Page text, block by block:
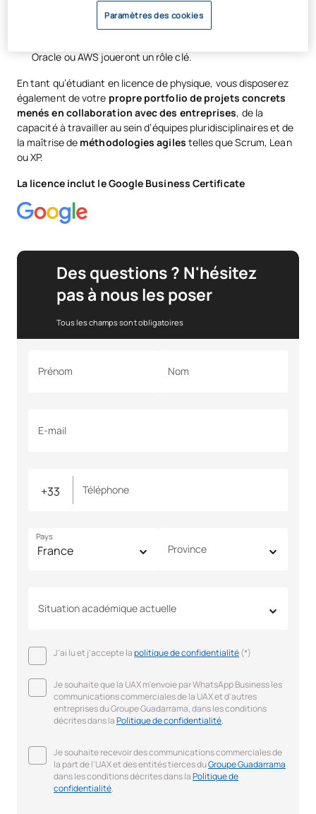
Vous serez formé(e) dans unenvironnement stimulant
et en collaboration avec le monde de l’entreprise
Oracle ou AWS joueront un rôle clé.
En tant qu’étudiant en licence de physique, vous disposerez
également de votre propre portfolio de projets concrets
menés en collaboration avec des entreprises, de la
capacité à travailler au sein d’équipes pluridisciplinaires et de
la maîtrise de méthodologies agiles telles que Scrum, Lean
ou XP.
La licence inclut le Google Business Certificate
Des questions ? N'hésitez
pas à nous les poser
Tous les champs sont obligatoires
Prénom Nom
E-mail
Téléphone
Pays
Province
Situation académique actuelle
J'ai lu et j'accepte lapolitique de confidentialité(*)
Je souhaite que la UAX m'envoie par WhatsApp Business les
communications commerciales de la UAX et d'autres
entreprises du Groupe Guadarrama, dans les conditions
décrites dans laPolitique de confidentialité.
Je souhaite recevoir des communications commerciales de
la part de l'UAX et des entités tierces duGroupe Guadarrama
dans les conditions décrites dans laPolitique de
confidentialité.
Paramètres des cookies